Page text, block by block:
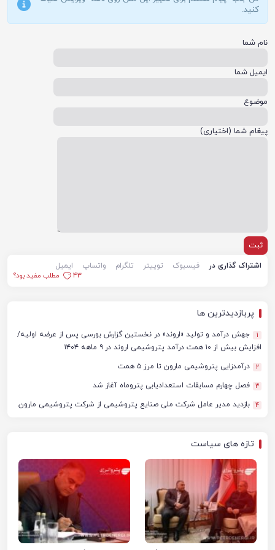
کنید.
نام شما
ایمیل شما
موضوع
پیغام شما (اختیاری)
اشتراک گذاری در فیسبوک توییتر تلگرام واتساپ
ایمیل
43
مطلب مفید بود؟
پربازدیدترین ها
1
جهش درآمد و تولید «اروند» در نخستین گزارش بورسی پس از عرضه اولیه/
افزایش بیش از ۱۰ همت درآمد پتروشیمی اروند در ۹ ماهه ۱۴۰۴
2 درآمدزایی پتروشیمی مارون تا مرز ۵ همت
3 فصل چهارم مسابقات استعدادیابی پتروماه آغاز شد
4 بازدید مدیر عامل شرکت ملی صنایع پتروشیمی از شرکت پتروشیمی مارون
تازه های سیاست